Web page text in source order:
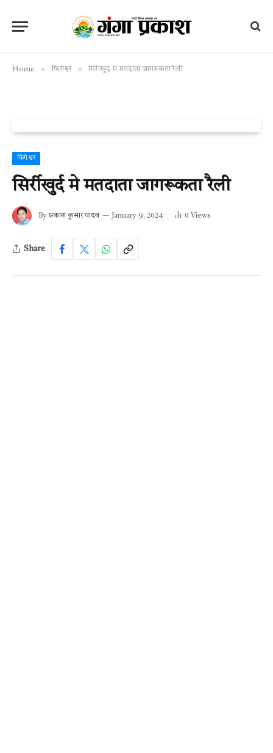
Home » फिंगेश्वर » सिर्रीखुर्द मे मतदाता जागरूकता रैली
फिंगेश्वर
सिर्रीखुर्द मे मतदाता जागरूकता रैली
By प्रकाश कुमार यादव January 9, 2024 0 Views
Share